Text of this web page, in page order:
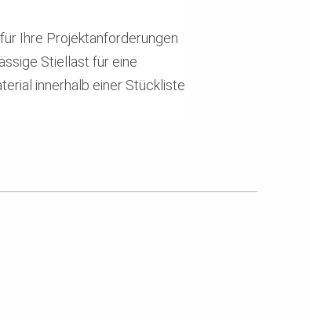
Ihre Projektanforderungen
Stiellast für eine
innerhalb einer Stückliste